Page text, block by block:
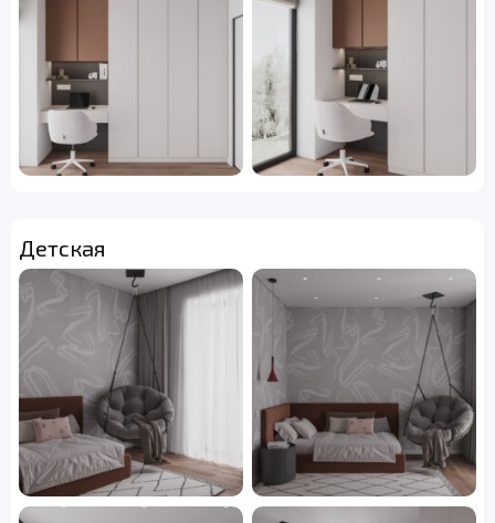
Детская